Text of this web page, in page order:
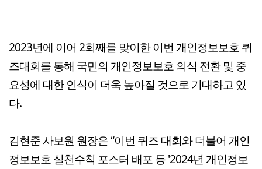
2023년에 이어 2회째를 맞이한 이번 개인정보보호 퀴
즈대회를 통해 국민의 개인정보보호 의식 전환 및 중
요성에 대한 인식이 더욱 높아질 것으로 기대하고 있
다.
김현준 사보원 원장은 “이번 퀴즈 대회와 더불어 개인
정보보호 실천수칙 포스터 배포 등 '2024년 개인정보